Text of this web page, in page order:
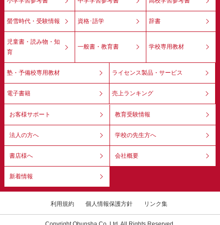
螢雪時代・受験情報 資格･語学 辞書
児童書・読み物・知
育
一般書・教育書 学校専用教材
塾・予備校専用教材 ライセンス製品・サービス
電子書籍 売上ランキング
お客様サポート 教育受験情報
法人の方へ 学校の先生方へ
書店様へ 会社概要
新着情報
利用規約 個人情報保護方針 リンク集